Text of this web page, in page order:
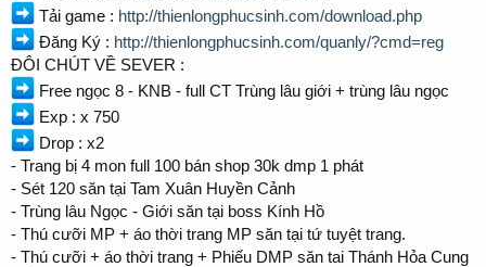
Tải game : http://thienlongphucsinh.com/download.php
Đăng Ký : http://thienlongphucsinh.com/quanly/?cmd=reg
ĐÔI CHÚT VỀ SEVER :
Free ngọc 8 - KNB - full CT Trùng lâu giới + trùng lâu ngọc
Exp : x 750
Drop : x2
- Trang bị 4 mon full 100 bán shop 30k dmp 1 phát
- Sét 120 săn tại Tam Xuân Huyền Cảnh
- Trùng lâu Ngọc - Giới săn tại boss Kính Hồ
- Thú cưỡi MP + áo thời trang MP săn tại tứ tuyệt trang.
- Thú cưỡi + áo thời trang + Phiếu DMP săn tai Thánh Hỏa Cung